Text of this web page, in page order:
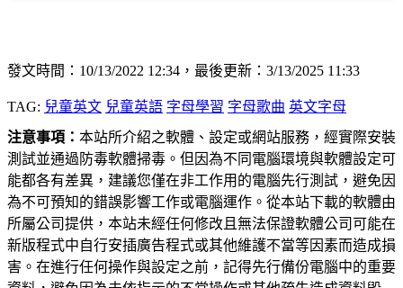
發文時間：10/13/2022 12:34，最後更新：3/13/2025 11:33
TAG: 兒童英文 兒童英語 字母學習 字母歌曲 英文字母
注意事項： 本站所介紹之軟體、設定或網站服務，經實際安裝
測試並通過防毒軟體掃毒。但因為不同電腦環境與軟體設定可
能都各有差異，建議您僅在非工作用的電腦先行測試，避免因
為不可預知的錯誤影響工作或電腦運作。從本站下載的軟體由
所屬公司提供，本站未經任何修改且無法保證軟體公司可能在
新版程式中自行安插廣告程式或其他維護不當等因素而造成損
害。在進行任何操作與設定之前，記得先行備份電腦中的重要